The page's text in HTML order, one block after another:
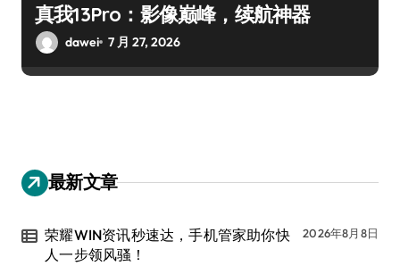
真我13Pro：影像巅峰，续航神器
dawei 7 月 27, 2026
最新文章
荣耀WIN资讯秒速达，手机管家助你快
人一步领风骚！
2026年8月8日